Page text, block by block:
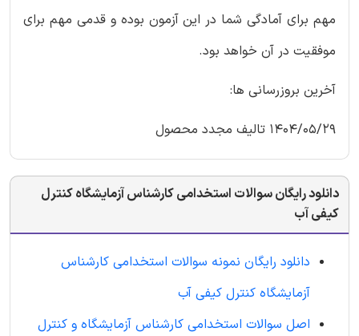
مهم برای آمادگی شما در این آزمون بوده و قدمی مهم برای
موفقیت در آن خواهد بود.
آخرین بروزرسانی ها:
1404/05/29 تالیف مجدد محصول
دانلود رایگان سوالات استخدامی کارشناس آزمایشگاه کنترل
کیفی آب
دانلود رایگان نمونه سوالات استخدامی کارشناس
آزمایشگاه کنترل کیفی آب
اصل سوالات استخدامی کارشناس آزمایشگاه و کنترل